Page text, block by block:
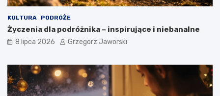
KULTURA PODRÓŻE
Życzenia dla podróżnika – inspirujące i niebanalne
8 lipca 2026 Grzegorz Jaworski